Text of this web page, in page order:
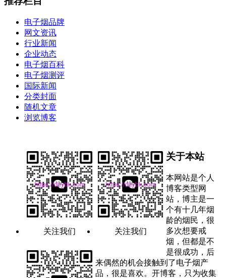
电子烟品牌
网文资讯
行业新闻
企业动态
电子烟百科
电子烟测评
国际新闻
分类封面
随机文章
浏览博客
关注我们 关注我们
关于本站
本网站是个人
博客类型网
站，博主是一
个有十几年烟
龄的烟民，很
多次想要戒
烟，但都是不
是很成功，后
来偶然的机会接触到了电子烟产
品，很是喜欢。开博客，只为收集